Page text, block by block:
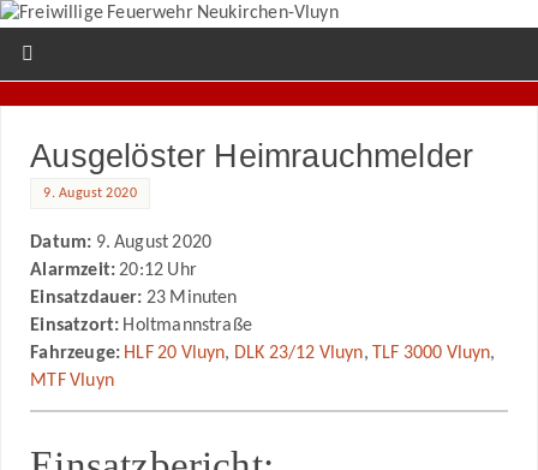
Ausgelöster Heimrauchmelder
9. August 2020
Datum: 9. August 2020
Alarmzeit:20:12 Uhr
Einsatzdauer: 23 Minuten
Einsatzort: Holtmannstraße
Fahrzeuge: HLF 20 Vluyn, DLK 23/12 Vluyn, TLF 3000 Vluyn,
MTF Vluyn